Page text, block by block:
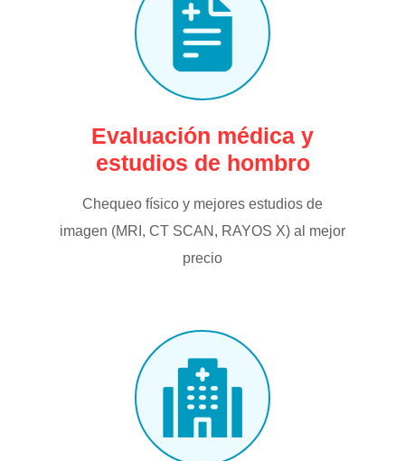
Evaluación médica y
estudios de hombro
Chequeo físico y mejores estudios de
imagen (MRI, CT SCAN, RAYOS X) al mejor
precio